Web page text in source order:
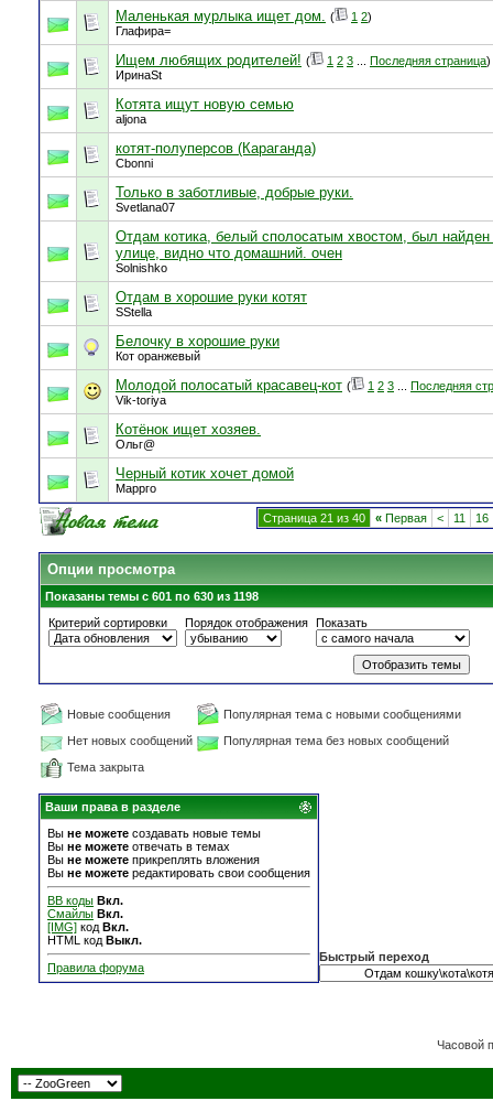
Маленькая мурлыка ищет дом. ( 1 2)
Глафира=
Ищем любящих родителей! ( 1 2 3 Последняя страница)
ИринаSt
Котята ищут новую семью
aljona
котят-полуперсов (Караганда)
Cbonni
Только в заботливые, добрые руки.
Svetlana07
Отдам котика, белый сполосатым хвостом, был найден
улице, видно что домашний. очен
Solnishko
Отдам в хорошие руки котят
SStella
Белочку в хорошие руки
Кот оранжевый
Молодой полосатый красавец-кот ( 1 2 3
Последняя
Vik-toriya
Котёнок ищет хозяев.
Ольг@
Черный котик хочет домой
Маррго
Страница 21 из 40 « Первая < 11 16
Опции просмотра
Показаны темы с 601 по 630 из 1198
Критерий сортировки
Порядок отображения Показать
Новые сообщения
Популярная тема с новыми сообщениями
Нет новых сообщений
Популярная тема без новых сообщений
Тема закрыта
Ваши права в разделе
Вы не можете создавать новые темы
Вы не можете отвечать в темах
Вы не можете прикреплять вложения
Вы не можете редактировать свои сообщения
BB коды Вкл.
Смайлы Вкл.
[IMG] код Вкл.
HTML код Выкл.
Правила форума
Быстрый переход
Часовой